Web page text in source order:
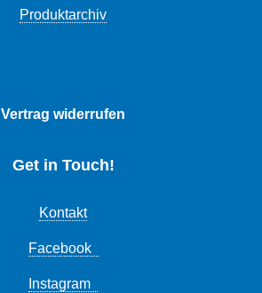
Produktarchiv
Vertrag widerrufen
Get in Touch!
Kontakt
Facebook
Instagram